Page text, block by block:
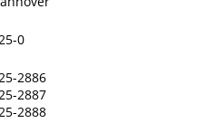
0
2886
2887
2888